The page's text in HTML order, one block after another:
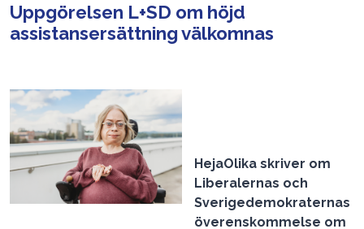
Uppgörelsen L+SD om höjd
assistansersättning välkomnas
HejaOlika skriver om
Liberalernas och
Sverigedemokraternas
överenskommelse om